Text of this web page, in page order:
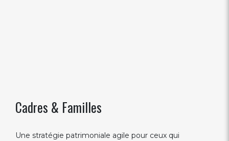
Cadres & Familles
Une stratégie patrimoniale agile pour ceux qui